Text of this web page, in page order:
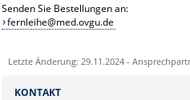
Senden Sie Bestellungen an:
fernleihe@med.ovgu.de
Letzte Änderung: 29.11.2024 -
KONTAKT